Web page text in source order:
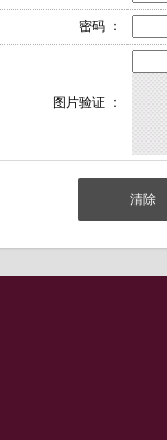
密码 ：
图片验证 ：